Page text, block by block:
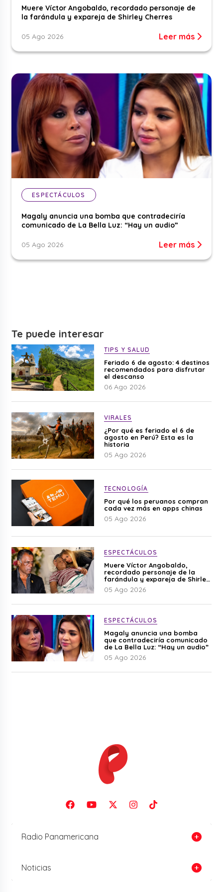
Muere Víctor Angobaldo, recordado personaje de
la farándula y expareja de Shirley Cherres
05 Ago 2026 Leer más
ESPECTÁCULOS
Magaly anuncia una bomba que contradeciría
comunicado de La Bella Luz: “Hay un audio”
05 Ago 2026 Leer más
Te puede interesar
TIPS Y SALUD
Feriado 6 de agosto: 4 destinos
recomendados para disfrutar
el descanso
06 Ago 2026
VIRALES
¿Por qué es feriado el 6 de
agosto en Perú? Esta es la
historia
05 Ago 2026
TECNOLOGÍA
Por qué los peruanos compran
cada vez más en apps chinas
05 Ago 2026
ESPECTÁCULOS
Muere Víctor Angobaldo,
recordado personaje de la
farándula y expareja de Shirley
Cherres
05 Ago 2026
ESPECTÁCULOS
Magaly anuncia una bomba
que contradeciría comunicado
de La Bella Luz: “Hay un audio”
05 Ago 2026
Radio Panamericana
Noticias